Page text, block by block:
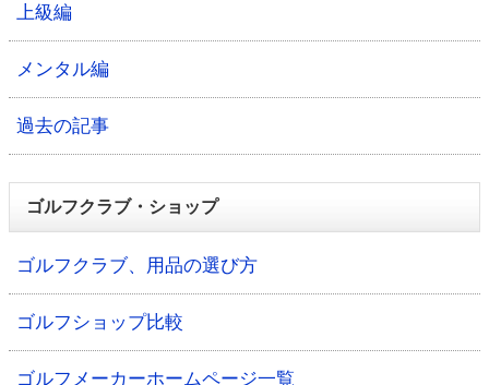
上級編
メンタル編
過去の記事
ゴルフクラブ・ショップ
ゴルフクラブ、用品の選び方
ゴルフショップ比較
ゴルフメーカーホームページ一覧